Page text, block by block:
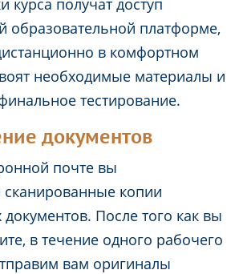
образовательной платформе,
в комфортном
необходимые материалы и
тестирование.
документов
почте вы
сканированные копии
документов. После того как вы
в течение одного рабочего
вам оригиналы